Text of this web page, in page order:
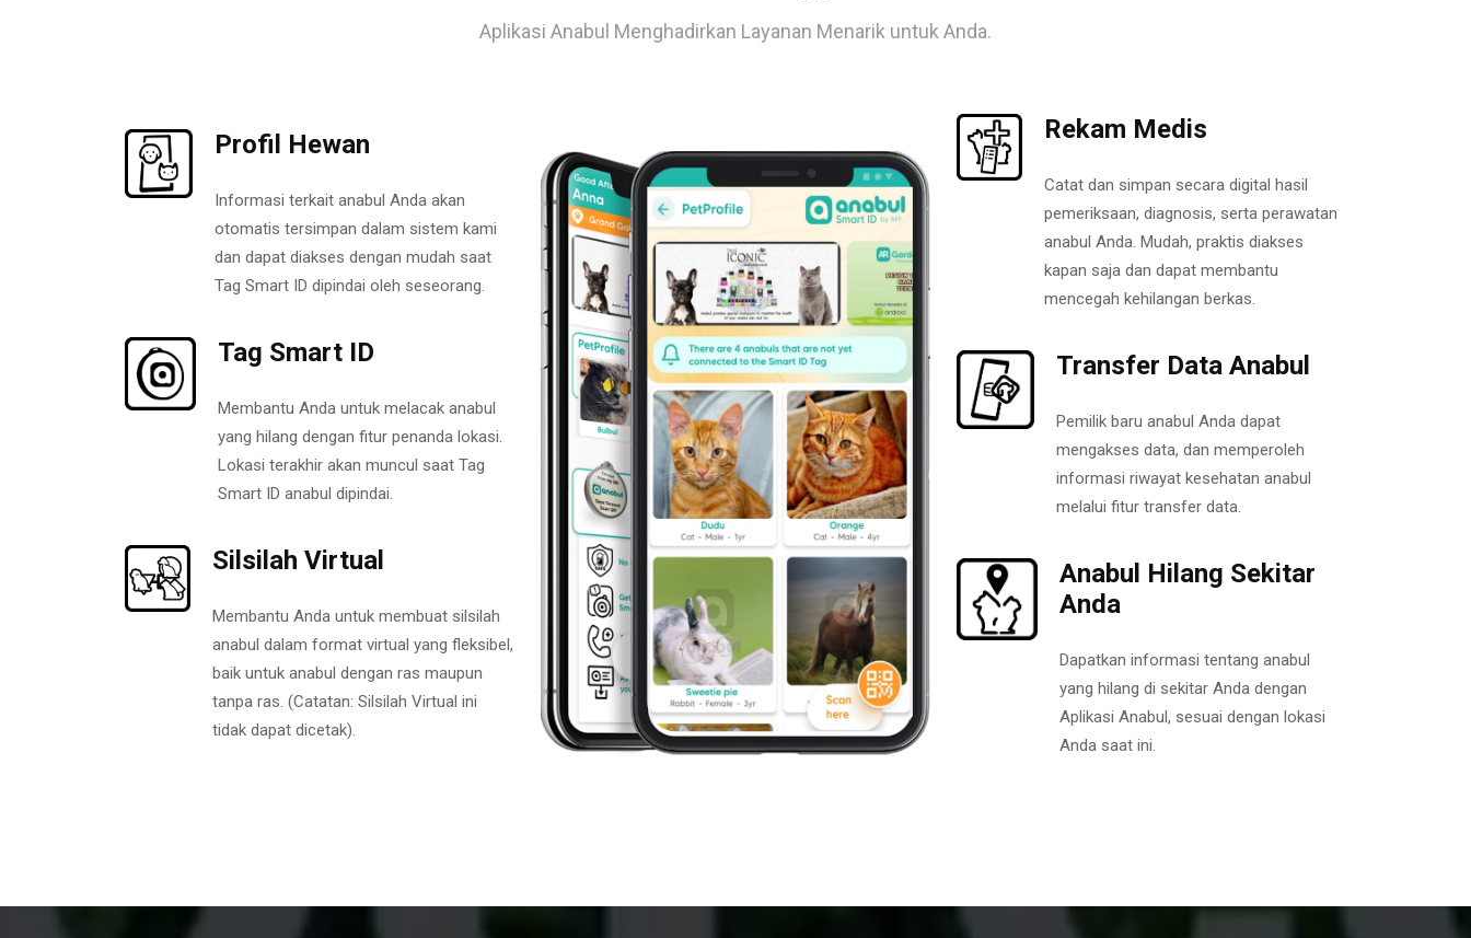
Aplikasi Anabul Menghadirkan Layanan Menarik untuk Anda.
Profil Hewan
Informasi terkait anabul Anda akan
otomatis tersimpan dalam sistem kami
dan dapat diakses dengan mudah saat
Tag Smart ID dipindai oleh seseorang.
Tag Smart ID
Membantu Anda untuk melacak anabul
yang hilang dengan fitur penanda lokasi.
Lokasi terakhir akan muncul saat Tag
Smart ID anabul dipindai.
Silsilah Virtual
Membantu Anda untuk membuat silsilah
anabul dalam format virtual yang fleksibel,
baik untuk anabul dengan ras maupun
tanpa ras. (Catatan: Silsilah Virtual ini
tidak dapat dicetak).
Rekam Medis
Catat dan simpan secara digital hasil
pemeriksaan, diagnosis, serta perawatan
anabul Anda. Mudah, praktis diakses
kapan saja dan dapat membantu
mencegah kehilangan berkas.
Transfer Data Anabul
Pemilik baru anabul Anda dapat
mengakses data, dan memperoleh
informasi riwayat kesehatan anabul
melalui fitur transfer data.
Anabul Hilang Sekitar
Anda
Dapatkan informasi tentang anabul
yang hilang di sekitar Anda dengan
Aplikasi Anabul, sesuai dengan lokasi
Anda saat ini.